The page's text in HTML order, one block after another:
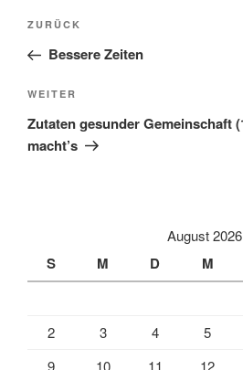
Beitragsnavigation
Vorheriger
Beitrag
ZURÜCK
Bessere Zeiten
Nächster
Beitrag
WEITER
Zutaten gesunder Gemeinschaft
macht’s
August 2026
S M D M
2
3 4 5
9
10 11 12